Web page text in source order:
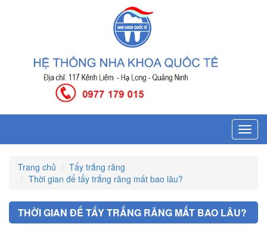
Trang chủ
Tẩy trắng răng
Thời gian để tẩy trắng răng mất bao lâu?
THỜI GIAN ĐỂ TẨY TRẮNG RĂNG MẤT BAO LÂU?